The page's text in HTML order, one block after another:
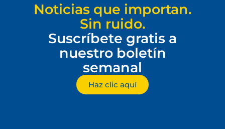
Noticias que importan.
Sin ruido.
Suscríbete gratis a
nuestro boletín
semanal
Haz clic aquí